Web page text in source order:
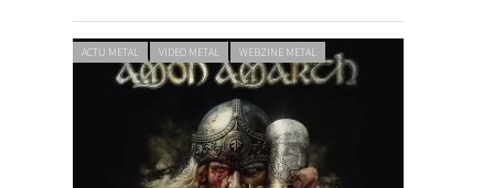
ACTU METAL VIDEO METAL WEBZINE METAL